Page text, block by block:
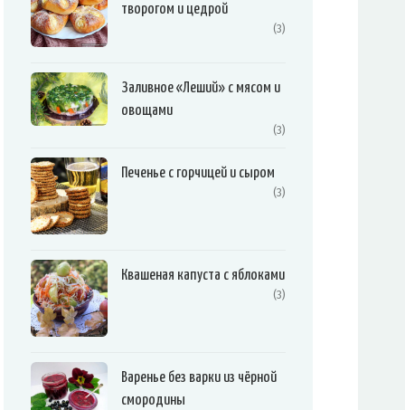
творогом и цедрой
(3)
Заливное «Леший» с мясом и
овощами
(3)
Печенье с горчицей и сыром
(3)
Квашеная капуста с яблоками
(3)
Варенье без варки из чёрной
смородины